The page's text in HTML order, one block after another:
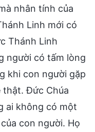
nhân tính của
Linh mới có
Thánh Linh
người có tấm lòng
khi con người gặp
thật. Đức Chúa
ai không có một
con người. Họ